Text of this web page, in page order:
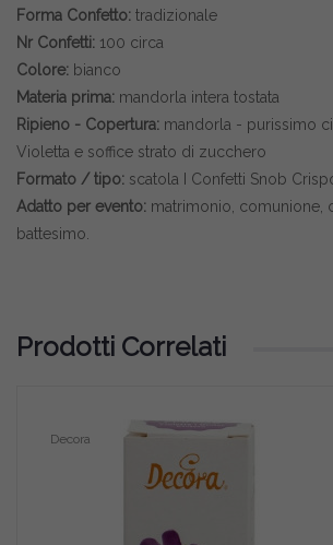
Forma Confetto: tradizionale
Nr Confetti: 100 circa
Colore: bianco
Materia prima: mandorla intera tostata
Ripieno - Copertura: mandorla - purissimo
Violetta e soffice strato di zucchero
Formato / tipo: scatola I Confetti Snob
Adatto per evento: matrimonio, comunione,
battesimo.
Prodotti Correlati
Decora